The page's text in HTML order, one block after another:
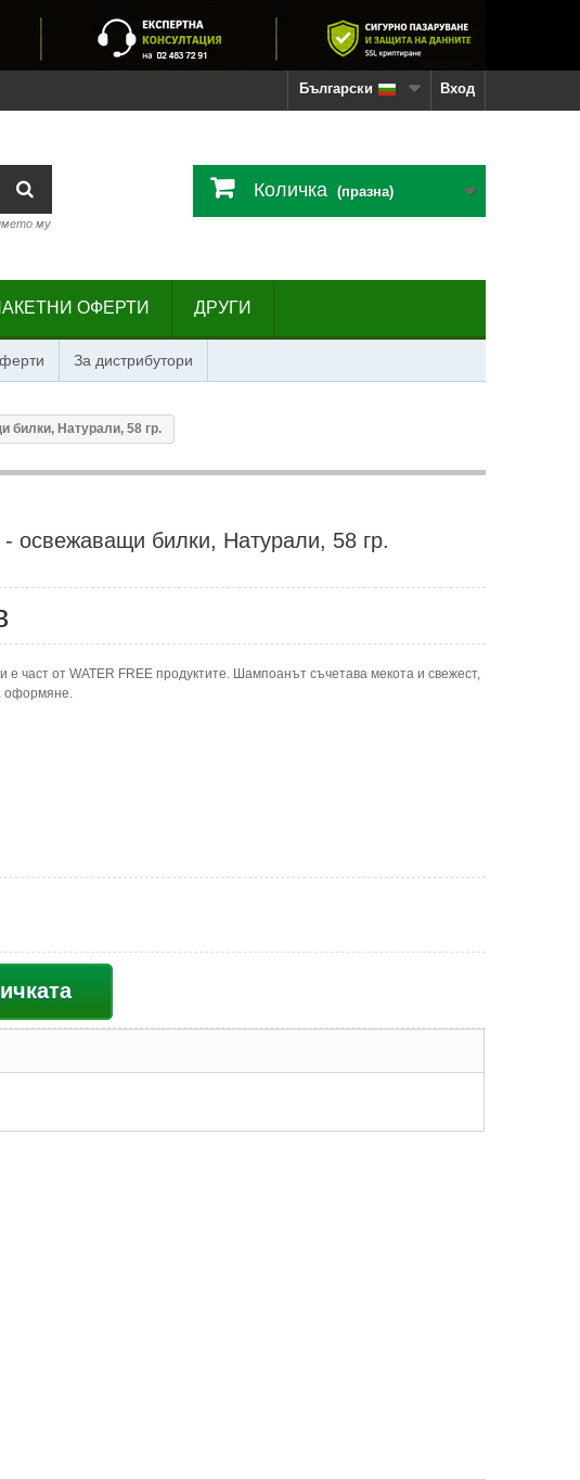
Вход
Български
му
Количка (празна)
ОФЕРТИ ДРУГИ
За дистрибутори
билки, Натурали, 58 гр.
освежаващи билки, Натурали, 58 гр.
част от WATER FREE продуктите. Шампоанът съчетава мекота и свежест,
оформяне.